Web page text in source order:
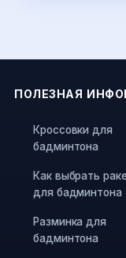
ПОЛЕЗНАЯ
Кроссовки для
бадминтона
Как выбрать
для бадминтона
Разминка для
бадминтона